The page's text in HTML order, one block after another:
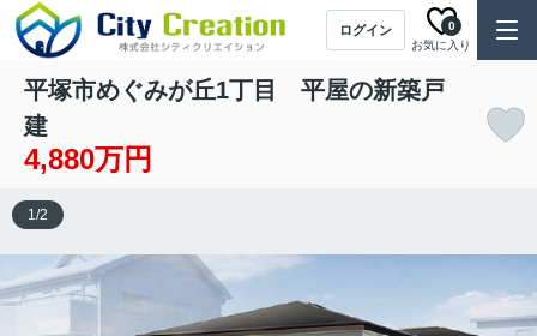
ログイン
お気に入り
0
平塚市めぐみが丘1丁目 平屋の新築戸
建
4,880万円
1/2